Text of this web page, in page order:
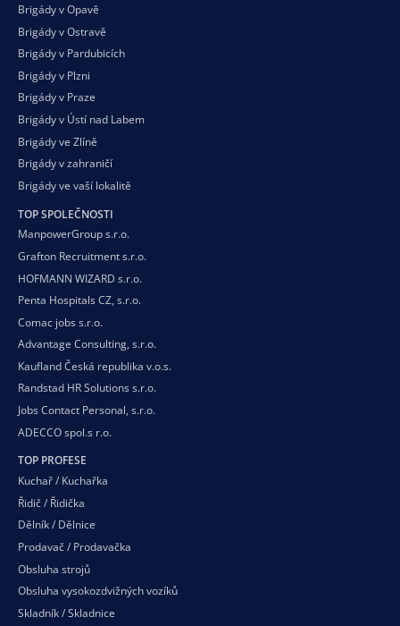
Brigády v Opavě
Brigády v Ostravě
Brigády v Pardubicích
Brigády v Plzni
Brigády v Praze
Brigády v Ústí nad Labem
Brigády ve Zlíně
Brigády v zahraničí
Brigády ve vaší lokalitě
TOP SPOLEČNOSTI
ManpowerGroup s.r.o.
Grafton Recruitment s.r.o.
HOFMANN WIZARD s.r.o.
Penta Hospitals CZ, s.r.o.
Comac jobs s.r.o.
Advantage Consulting, s.r.o.
Kaufland Česká republika v.o.s.
Randstad HR Solutions s.r.o.
Jobs Contact Personal, s.r.o.
ADECCO spol.s r.o.
TOP PROFESE
Kuchař / Kuchařka
Řidič / Řidička
Dělník / Dělnice
Prodavač / Prodavačka
Obsluha strojů
Obsluha vysokozdvižných vozíků
Skladník / Skladnice